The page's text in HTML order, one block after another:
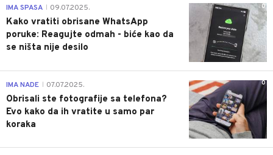
0
IMA SPASA 09.07.2025.
Kako vratiti obrisane WhatsApp
poruke: Reagujte odmah - biće kao da
se ništa nije desilo
0
IMA NADE 07.07.2025.
Obrisali ste fotografije sa telefona?
Evo kako da ih vratite u samo par
koraka